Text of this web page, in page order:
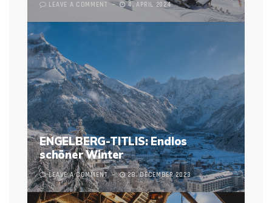
LEAVE A COMMENT 4. APRIL 2024
ENGELBERG-TITLIS: Endlos
schöner Winter
LEAVE A COMMENT 28. DECEMBER 2023